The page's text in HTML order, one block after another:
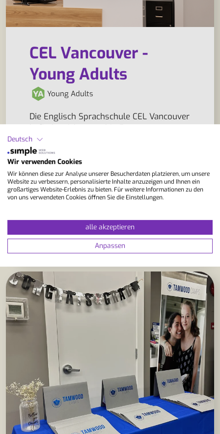
CEL Vancouver -
Young Adults
Young Adults
Die Englisch Sprachschule CEL Vancouver
befindet sich zentral in Downtown
Vancouver und bietet ideale
Voraussetzungen für eine Sprachreise
nach Kanada. Moderne Klassenzimmer,
helle Aufenthaltsbereiche und
kostenfreies WLAN sorgen für eine
angenehme Lernatmosphäre. Der…
ZUR SCHULE
Deutsch
Wir verwenden Cookies
Wir können diese zur Analyse unserer Besucherdaten platzieren, um unsere
Website zu verbessern, personalisierte Inhalte anzuzeigen und Ihnen ein
großartiges Website-Erlebnis zu bieten. Für weitere Informationen zu den
von uns verwendeten Cookies öffnen Sie die Einstellungen.
alle akzeptieren
Anpassen